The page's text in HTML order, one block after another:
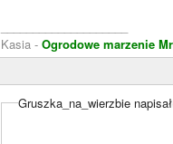
Kasia - Ogrodowe marzenie
Gruszka_na_wierzbie